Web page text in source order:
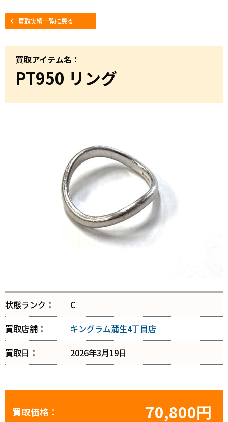
買取実績一覧に戻る
買取アイテム名：
PT950 リング
状態ランク：
C
買取店舗：
キングラム蒲生4丁目店
買取日：
2026年3月19日
買取価格： 70,800円